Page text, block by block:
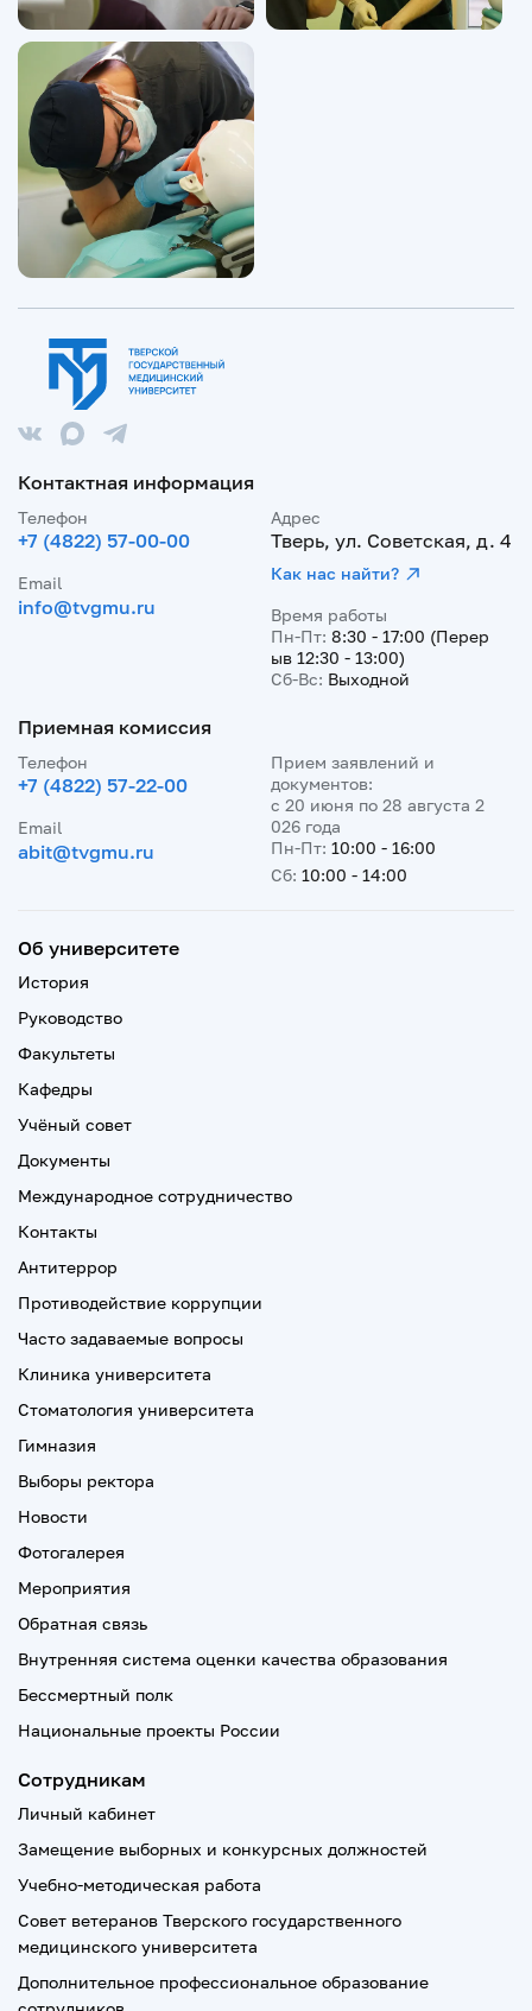
Контактная информация
Телефон
+7 (4822) 57-00-00
Email
info@tvgmu.ru
Адрес
Тверь, ул. Советская, д. 4
Как нас найти?
Время работы
Пн-Пт: 8:30 - 17:00 (Перер
ыв 12:30 - 13:00)
Сб-Вс: Выходной
Приемная комиссия
Телефон
+7 (4822) 57-22-00
Email
abit@tvgmu.ru
Прием заявлений и
документов:
с 20 июня по 28 августа 2
026 года
Пн-Пт: 10:00 - 16:00
Сб: 10:00 - 14:00
Об университете
История
Руководство
Факультеты
Кафедры
Учёный совет
Документы
Международное сотрудничество
Контакты
Антитеррор
Противодействие коррупции
Часто задаваемые вопросы
Клиника университета
Стоматология университета
Гимназия
Выборы ректора
Новости
Фотогалерея
Мероприятия
Обратная связь
Внутренняя система оценки качества образования
Бессмертный полк
Национальные проекты России
Сотрудникам
Личный кабинет
Замещение выборных и конкурсных должностей
Учебно-методическая работа
Совет ветеранов Тверского государственного
медицинского университета
Дополнительное профессиональное образование